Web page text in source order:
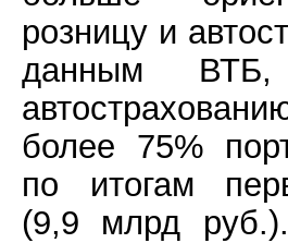
розницу и
данным
более 75%
по итогам
(9,9 млрд